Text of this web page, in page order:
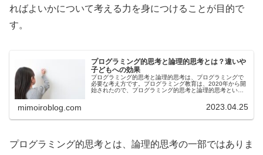
ればよいかについて考える力を身につけることが目的で
す。
プログラミング的思考と論理的思考とは？違いや
子どもへの効果
プログラミング的思考と論理的思考は、プログラミングで
必要な考え方です。プログラミング教育は、2020年から開
始されたので、プログラミング的思考と論理的思考という
mimoiroblog.com 2023.04.25
プログラミング的思考とは、論理的思考の一部ではありま